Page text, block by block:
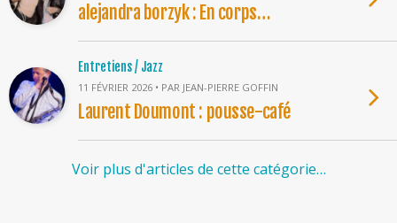
alejandra borzyk : En corps…
Entretiens / Jazz
11 FÉVRIER 2026 • PAR JEAN-PIERRE GOFFIN
Laurent Doumont : pousse-café
Voir plus d'articles de cette catégorie…